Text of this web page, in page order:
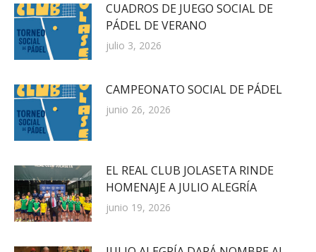
CUADROS DE JUEGO SOCIAL DE
PÁDEL DE VERANO
julio 3, 2026
CAMPEONATO SOCIAL DE PÁDEL
junio 26, 2026
EL REAL CLUB JOLASETA RINDE
HOMENAJE A JULIO ALEGRÍA
junio 19, 2026